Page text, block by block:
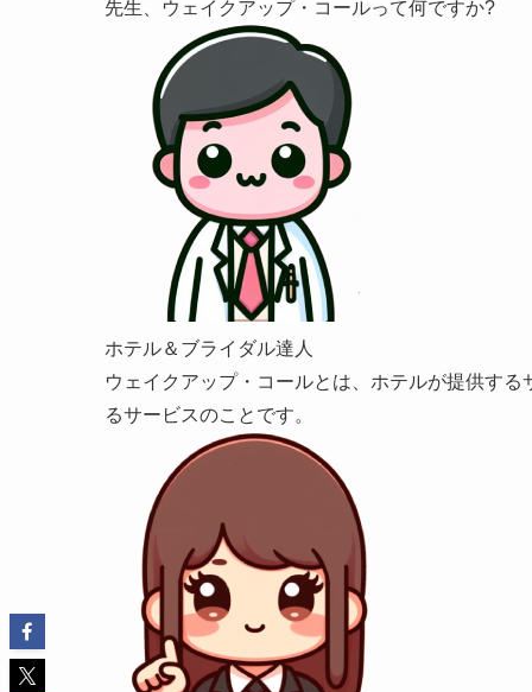
先生、ウェイクアップ・コールって何ですか?
ホテル＆ブライダル達人
ウェイクアップ・コールとは、ホテルが提供す
るサービスのことです。